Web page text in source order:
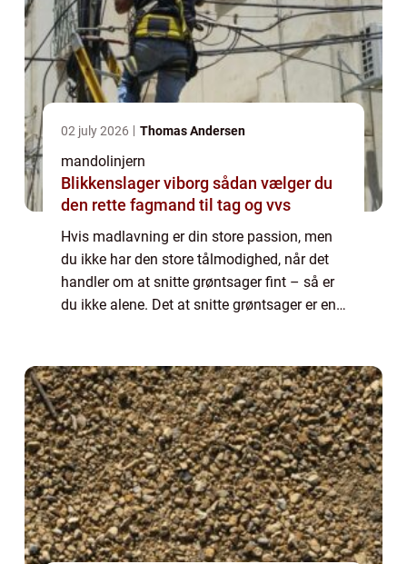
02 july 2026 Thomas Andersen
mandolinjern
Blikkenslager viborg sådan vælger du
den rette fagmand til tag og vvs
Hvis madlavning er din store passion, men
du ikke har den store tålmodighed, når det
handler om at snitte grøntsager fint – så er
du ikke alene. Det at snitte grøntsager er en